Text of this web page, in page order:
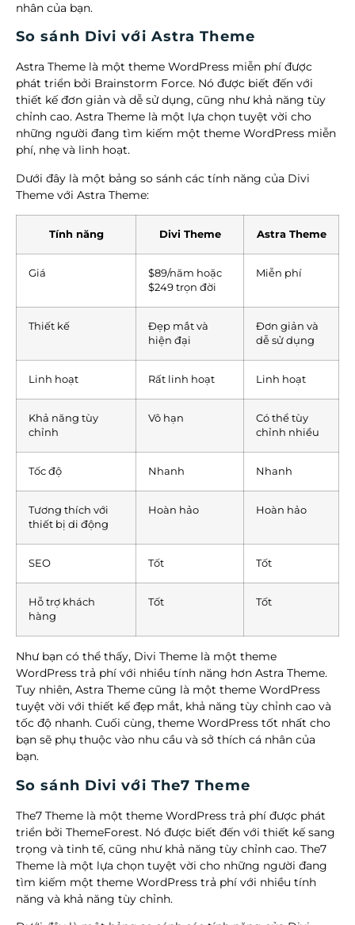
nhân của bạn.
So sánh Divi với Astra Theme
Astra Theme là một theme WordPress miễn phí được
phát triển bởi Brainstorm Force. Nó được biết đến với
thiết kế đơn giản và dễ sử dụng, cũng như khả năng tùy
chỉnh cao. Astra Theme là một lựa chọn tuyệt vời cho
những người đang tìm kiếm một theme WordPress miễn
phí, nhẹ và linh hoạt.
Dưới đây là một bảng so sánh các tính năng của Divi
Theme với Astra Theme:
Tính năng Divi Theme Astra Theme
Giá
$89/năm hoặc
$249 trọn đời
Miễn phí
Thiết kế
Đẹp mắt và
hiện đại
Đơn giản và
dễ sử dụng
Linh hoạt Rất linh hoạt Linh hoạt
Khả năng tùy
chỉnh
Vô hạn
Có thể tùy
chỉnh nhiều
Tốc độ Nhanh Nhanh
Tương thích với
thiết bị di động
Hoàn hảo Hoàn hảo
SEO Tốt Tốt
Hỗ trợ khách
hàng
Tốt Tốt
Như bạn có thể thấy, Divi Theme là một theme
WordPress trả phí với nhiều tính năng hơn Astra Theme.
Tuy nhiên, Astra Theme cũng là một theme WordPress
tuyệt vời với thiết kế đẹp mắt, khả năng tùy chỉnh cao và
tốc độ nhanh. Cuối cùng, theme WordPress tốt nhất cho
bạn sẽ phụ thuộc vào nhu cầu và sở thích cá nhân của
bạn.
So sánh Divi với The7 Theme
The7 Theme là một theme WordPress trả phí được phát
triển bởi ThemeForest. Nó được biết đến với thiết kế sang
trọng và tinh tế, cũng như khả năng tùy chỉnh cao. The7
Theme là một lựa chọn tuyệt vời cho những người đang
tìm kiếm một theme WordPress trả phí với nhiều tính
năng và khả năng tùy chỉnh.